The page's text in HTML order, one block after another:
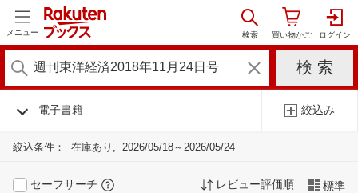
メニュー
電子書籍 絞込み
絞込条件： 在庫あり 2026/05/18～2026/05/24
セーフサーチ レビュー評価順 標準